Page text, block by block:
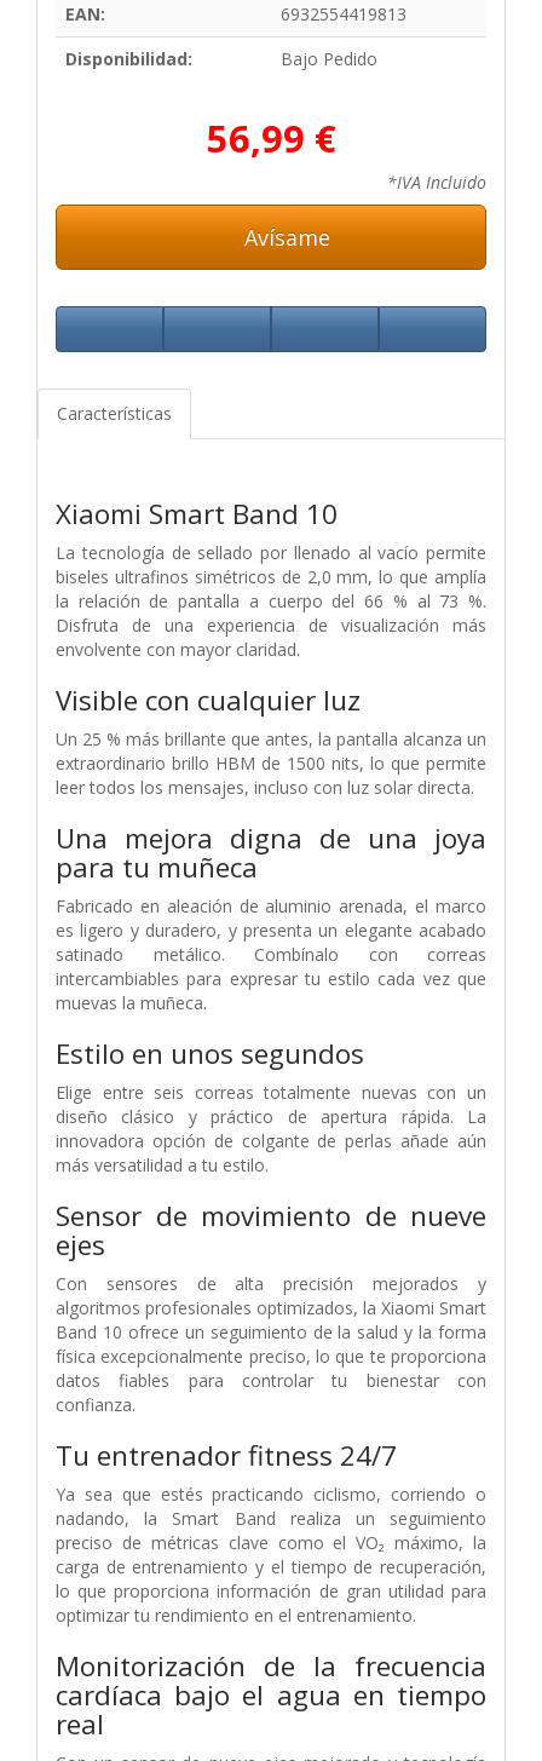
EAN:
6932554419813
Disponibilidad:
Bajo Pedido
56,99 €
*IVA Incluido
Avísame
Características
Xiaomi Smart Band 10
La tecnología de sellado por llenado al vacío permite
biseles ultrafinos simétricos de 2,0 mm, lo que amplía
la relación de pantalla a cuerpo del 66 % al 73 %.
Disfruta de una experiencia de visualización más
envolvente con mayor claridad.
Visible con cualquier luz
Un 25 % más brillante que antes, la pantalla alcanza un
extraordinario brillo HBM de 1500 nits, lo que permite
leer todos los mensajes, incluso con luz solar directa.
Una mejora digna de una joya
para tu muñeca
Fabricado en aleación de aluminio arenada, el marco
es ligero y duradero, y presenta un elegante acabado
satinado metálico. Combínalo con correas
intercambiables para expresar tu estilo cada vez que
muevas la muñeca.
Estilo en unos segundos
Elige entre seis correas totalmente nuevas con un
diseño clásico y práctico de apertura rápida. La
innovadora opción de colgante de perlas añade aún
más versatilidad a tu estilo.
Sensor de movimiento de nueve
ejes
Con sensores de alta precisión mejorados y
algoritmos profesionales optimizados, la Xiaomi Smart
Band 10 ofrece un seguimiento de la salud y la forma
física excepcionalmente preciso, lo que te proporciona
datos fiables para controlar tu bienestar con
confianza.
Tu entrenador fitness 24/7
Ya sea que estés practicando ciclismo, corriendo o
nadando, la Smart Band realiza un seguimiento
preciso de métricas clave como el VO₂ máximo, la
carga de entrenamiento y el tiempo de recuperación,
lo que proporciona información de gran utilidad para
optimizar tu rendimiento en el entrenamiento.
Monitorización de la frecuencia
cardíaca bajo el agua en tiempo
real